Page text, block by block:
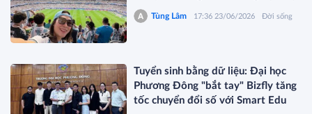
Tùng Lâm 17:36 23/06/2026 Đời sống
Tuyển sinh bằng dữ liệu: Đại học
Phương Đông "bắt tay" Bizfly tăng
tốc chuyển đổi số với Smart Edu